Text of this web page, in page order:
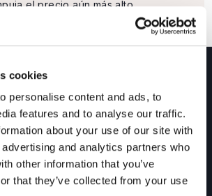
cookies
personalise content and ads, to
features and to analyse our traffic.
about your use of our site with
and analytics partners who
other information that you’ve
that they’ve collected from your use
el precio aún más alto.